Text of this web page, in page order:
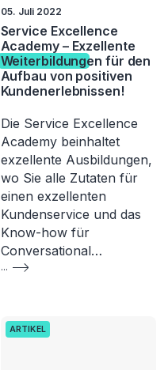
05. Juli 2022
Service Excellence
Academy – Exzellente
Weiterbildungen für den
Aufbau von positiven
Kundenerlebnissen!
Die Service Excellence
Academy beinhaltet
exzellente Ausbildungen,
wo Sie alle Zutaten für
einen exzellenten
Kundenservice und das
Know-how für
Conversational…
...
ARTIKEL